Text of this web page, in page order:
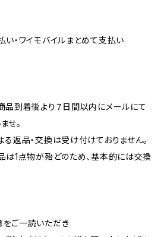
い・ワイモバイルまとめて支払い
品到着後より７日間以内にメールにて
せ。
る返品・交換は受け付けておりません。
は1点物が殆どのため、基本的には交換
ご一読いただき